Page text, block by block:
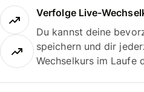
Verfolge Live-
Du kannst deine
speichern und dir
Wechselkurs im Laufe